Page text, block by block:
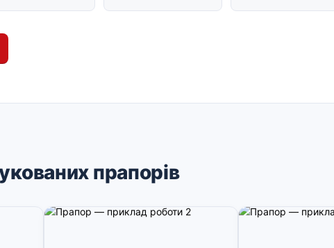
прапорів